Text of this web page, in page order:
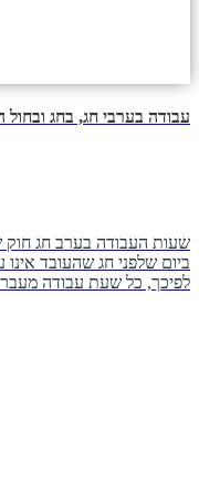
עבודה בערבי חג, בחג ובחול
ביום שלפני חג שהעובד
לפיכך, כל שעת עבודה